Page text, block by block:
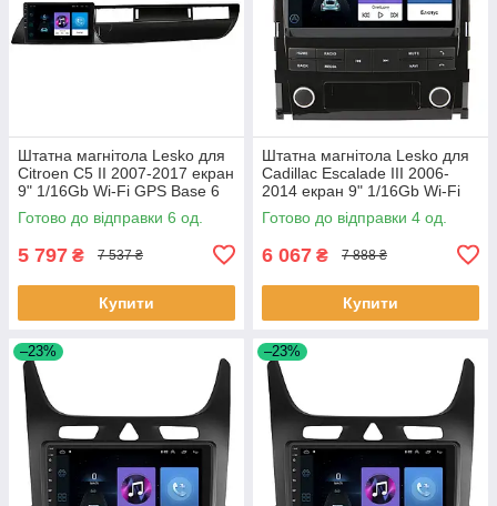
Штатна магнітола Lesko для
Citroen C5 II 2007-2017 екран
9" 1/16Gb Wi-Fi GPS Base 6
шт.
Готово до відправки 6 од.
5 797 ₴ 7 537 ₴
Купити
Штатна магнітола Lesko для
Cadillac Escalade III 2006-
2014 екран 9" 1/16Gb Wi-Fi
GPS Base Каміллак 4 шт.
Готово до відправки 4 од.
6 067 ₴ 7 888 ₴
Купити
–23% –23%